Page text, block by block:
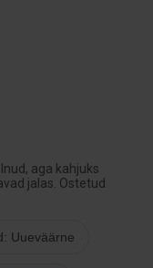
aga kahjuks
jalas. Ostetud
Uueväärne